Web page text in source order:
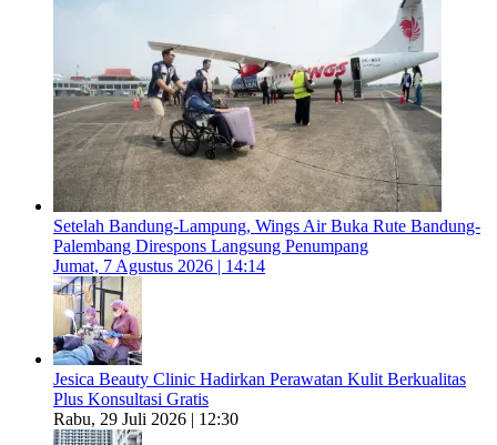
Setelah Bandung-Lampung, Wings Air Buka Rute Bandung-
Palembang Direspons Langsung Penumpang
Jumat, 7 Agustus 2026 | 14:14
Jesica Beauty Clinic Hadirkan Perawatan Kulit Berkualitas
Plus Konsultasi Gratis
Rabu, 29 Juli 2026 | 12:30